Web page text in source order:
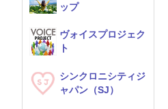
ップ
ヴォイスプロジェク
ト
シンクロニシティジ
ャパン（SJ）